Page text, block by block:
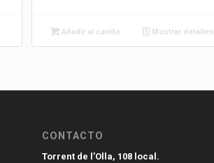
Añadir al carrito Mostrar detalles
CONTACTO
Torrent de l’Olla, 108 local.